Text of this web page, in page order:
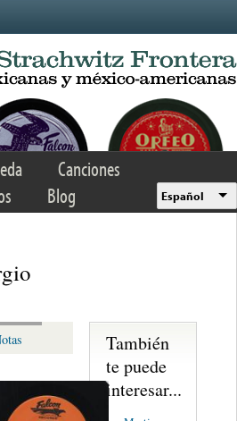
Canciones
Blog Español
También
te puede
interesar...